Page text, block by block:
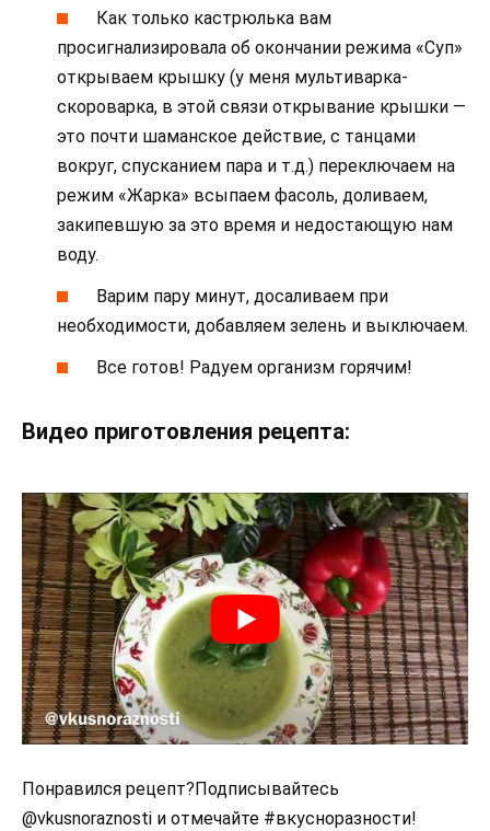
Как только кастрюлька вам
просигнализировала об окончании режима «Суп»
открываем крышку (у меня мультиварка-
скороварка, в этой связи открывание крышки —
это почти шаманское действие, с танцами
вокруг, спусканием пара и т.д.) переключаем на
режим «Жарка» всыпаем фасоль, доливаем,
закипевшую за это время и недостающую нам
воду.
Варим пару минут, досаливаем при
необходимости, добавляем зелень и выключаем.
Все готов! Радуем организм горячим!
Видео приготовления рецепта:
Понравился рецепт?Подписывайтесь
@vkusnoraznosti и отмечайте #вкусноразности!